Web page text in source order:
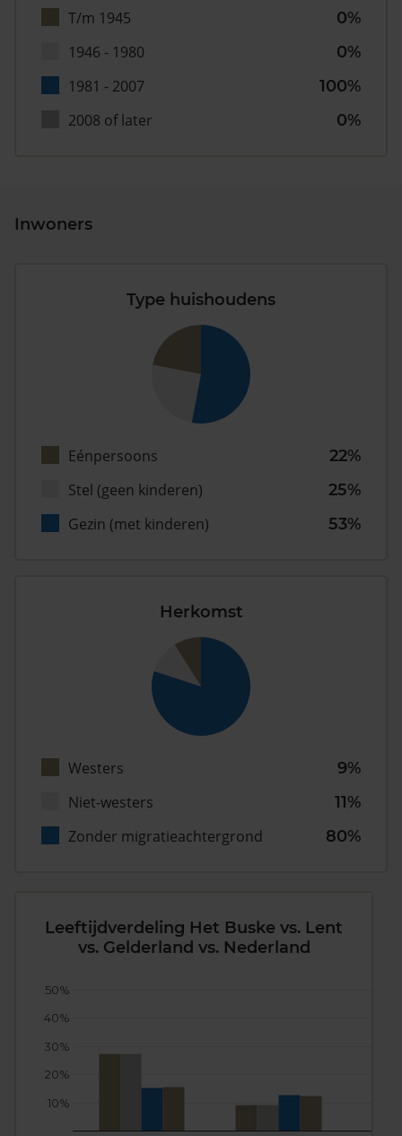
T/m 1945
0%
1946 - 1980
0%
1981 - 2007
100%
2008 of later
0%
Inwoners
Type huishoudens
Eénpersoons
22%
Stel (geen kinderen)
25%
Gezin (met kinderen)
53%
Herkomst
Westers
9%
Niet-westers
11%
Zonder migratieachtergrond
80%
Leeftijdverdeling Het Buske vs. Lent
vs. Gelderland vs. Nederland
10%
20%
30%
40%
50%